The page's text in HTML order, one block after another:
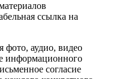
ссылка на
фото, аудио, видео
информационного
согласие